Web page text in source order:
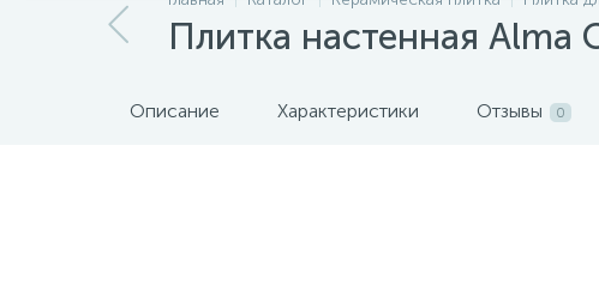
Плитка настенная Alma
Описание Характеристики Отзывы 0